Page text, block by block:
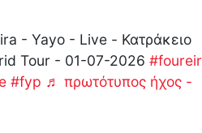
- Yayo - Live - Κατράκειο
Tour - 01-07-2026
#fyp ♬ πρωτότυπος ήχος -